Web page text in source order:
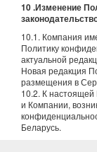
10 .Изменение
10.1. Компания
Политику
актуальной
Новая редакция
размещения в
10.2. К
и Компании,
Беларусь.